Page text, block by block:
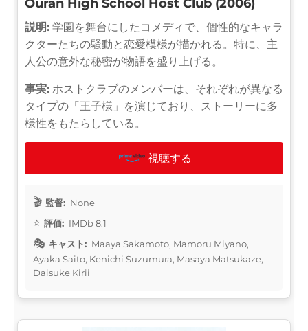
Ouran High School Host Club (2006)
説明: 学園を舞台にしたコメディで、個性的なキャラ
クターたちの騒動と恋愛模様が描かれる。特に、主
人公の意外な秘密が物語を盛り上げる。
事実: ホストクラブのメンバーは、それぞれが異なる
タイプの「王子様」を演じており、ストーリーに多
様性をもたらしている。
視聴する
監督: None
評価: IMDb 8.1
キャスト: Maaya Sakamoto, Mamoru Miyano,
Ayaka Saito, Kenichi Suzumura, Masaya Matsukaze,
Daisuke Kirii